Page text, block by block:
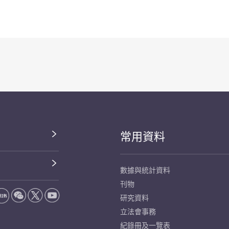
常用資料
數據與統計資料
刊物
研究資料
立法會事務
紀錄冊及一覽表